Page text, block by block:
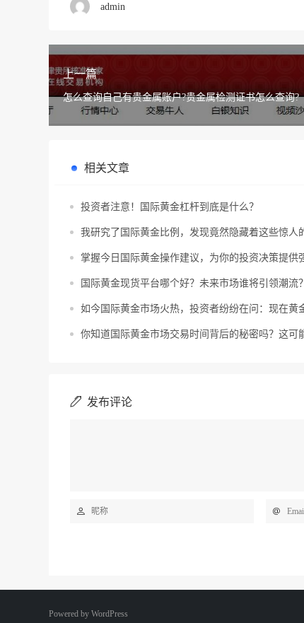
admin
上一篇
怎么查询自己有贵金属账户?贵金属检测证书怎么查询?
相关文章
投资者注意！国际黄金杠杆到底是什么？
我研究了国际黄金比例，发现竟然隐藏着这些惊人
掌握今日国际黄金操作建议，为你的投资决策提供
国际黄金现货平台哪个好？未来市场谁将引领潮流？
如今国际黄金市场火热，投资者纷纷在问：现在黄
你知道国际黄金市场交易时间背后的秘密吗？这可
发布评论
Powered by WordPress